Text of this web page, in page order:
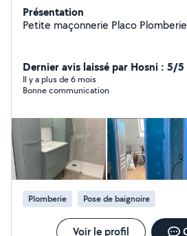
Présentation
Dernier avis laissé par Hosni : 5/5
Il y a plus de 6 mois
Bonne communication
Plomberie Pose de baignoire
Voir le profil